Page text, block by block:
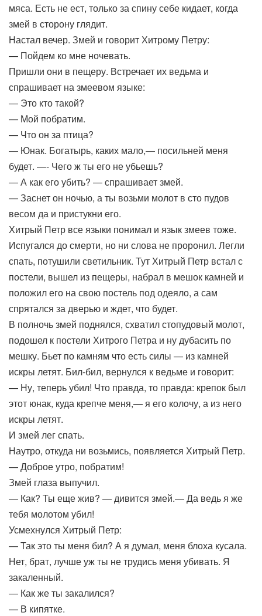
мяса. Есть не ест, только за спину себе кидает, когда
змей в сторону глядит.
Настал вечер. Змей и говорит Хитрому Петру:
— Пойдем ко мне ночевать.
Пришли они в пещеру. Встречает их ведьма и
спрашивает на змеевом языке:
— Это кто такой?
— Мой побратим.
— Что он за птица?
— Юнак. Богатырь, каких мало,— посильней меня
будет. —- Чего ж ты его не убьешь?
— А как его убить? — спрашивает змей.
— Заснет он ночью, а ты возьми молот в сто пудов
весом да и пристукни его.
Хитрый Петр все языки понимал и язык змеев тоже.
Испугался до смерти, но ни слова не проронил. Легли
спать, потушили светильник. Тут Хитрый Петр встал с
постели, вышел из пещеры, набрал в мешок камней и
положил его на свою постель под одеяло, а сам
спрятался за дверью и ждет, что будет.
В полночь змей поднялся, схватил стопудовый молот,
подошел к постели Хитрого Петра и ну дубасить по
мешку. Бьет по камням что есть силы — из камней
искры летят. Бил-бил, вернулся к ведьме и говорит:
— Ну, теперь убил! Что правда, то правда: крепок был
этот юнак, куда крепче меня,— я его колочу, а из него
искры летят.
И змей лег спать.
Наутро, откуда ни возьмись, появляется Хитрый Петр.
— Доброе утро, побратим!
Змей глаза выпучил.
— Как? Ты еще жив? — дивится змей.— Да ведь я же
тебя молотом убил!
Усмехнулся Хитрый Петр:
— Так это ты меня бил? А я думал, меня блоха кусала.
Нет, брат, лучше уж ты не трудись меня убивать. Я
закаленный.
— Как же ты закалился?
— В кипятке.